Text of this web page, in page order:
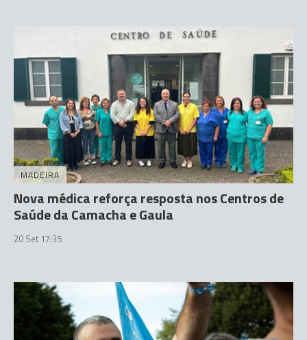
MADEIRA
Nova médica reforça resposta nos Centros de
Saúde da Camacha e Gaula
20 Set 17:35